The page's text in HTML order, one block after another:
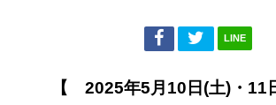
LINE
【 2025年5月10日(土)・11